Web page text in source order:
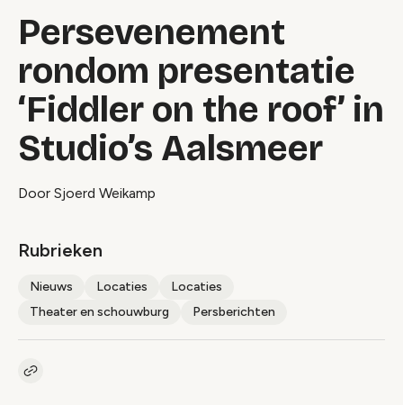
Persevenement
rondom presentatie
‘Fiddler on the roof’ in
Studio’s Aalsmeer
Door Sjoerd Weikamp
Rubrieken
Nieuws Locaties
Locaties
Theater en schouwburg
Persberichten
Kopieer link naar artikel